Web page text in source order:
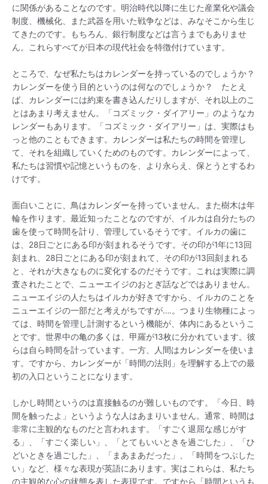
に関係があることなのです。明治時代以降に生じた産業化や議会
制度、機械化、また武器を用いた戦争などは、みなそこから生じ
てきたのです。もちろん、銀行制度などは言うまでもありませ
ん。これらすべてが日本の現代社会を特徴付けています。
ところで、なぜ私たちはカレンダーを持っているのでしょうか？
カレンダーを使う目的というのは何なのでしょうか？ たとえ
ば、カレンダーには約束を書き込んだりしますが、それ以上のこ
とはあまり考えません。「コズミック・ダイアリー」のようなカ
レンダーもあります。「コズミック・ダイアリー」は、実際はも
っと他のこともできます。カレンダーは私たちの時間を管理し
て、それを組織していくためのものです。カレンダーによって、
私たちは習慣や記憶というものを、より永らえ、保とうとするわ
けです。
面白いことに、鳥はカレンダーを持っていません。また樹木は年
輪を作ります。最近知ったことなのですが、イルカは自分たちの
歯を使って時間を計り、管理しているそうです。イルカの歯に
は、28日ごとにある印が刻まれるそうです。その印が1年に13回
刻まれ、28日ごとにある印が刻まれて、その印が13回刻まれる
と、それが大きなものに変化するのだそうです。これは実際に調
査されたことで、ニューエイジのおとぎ話などではありません。
ニューエイジの人たちはイルカが好きですから、イルカのことを
ニューエイジの一部だと考えがちですが….。つまり生物種によっ
ては、時間を管理し計測するという機能が、体内にあるというこ
とです。世界中の亀の多くは、甲羅が13枚に分かれています。彼
らは自ら時間を計っています。一方、人間はカレンダーを使いま
す。ですから、カレンダーが「時間の法則」を理解する上での最
初の入口ということになります。
しかし時間というのは直接触るのが難しいものです。「今日、時
間を触ったよ」というような人はあまりいません。通常、時間は
非常に主観的なものだと言われます。「すごく退屈な感じがす
る」、「すごく楽しい」、「とてもいいときを過ごした」、「ひ
どいときを過ごした」、「まあまあだった」、「時間をつぶした
い」など、様々な表現が英語にあります。実はこれらは、私たち
の主観的な心の状態を表した表現です。ですから「時間というも